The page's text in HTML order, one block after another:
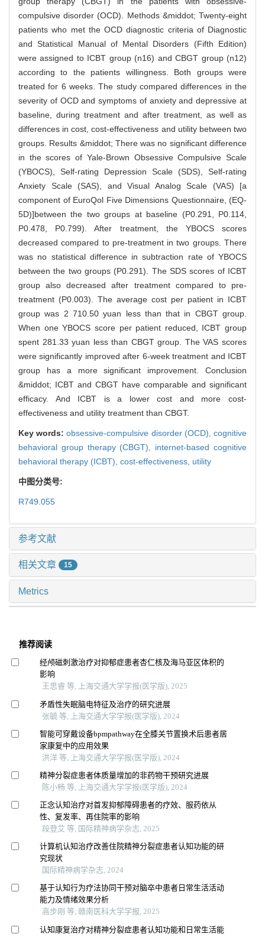
compulsive disorder (OCD). Methods &middot; Twenty-eight
patients who met the OCD diagnostic criteria of Diagnostic
and Statistical Manual of Mental Disorders (Fifth Edition)
were assigned to ICBT group (n16) and CBGT group (n12)
according to the patients willingness. Both groups were
treated for 6 weeks. The study compared differences in the
severity of OCD and symptoms of anxiety and depressive at
baseline, during treatment and after treatment, as well as
differences in cost, cost-effectiveness and utility between two
groups. Results &middot; There was no significant difference
in the scores of Yale-Brown Obsessive Compulsive Scale
(YBOCS), Self-rating Depression Scale (SDS), Self-rating
Anxiety Scale (SAS), and Visual Analog Scale (VAS) [a
component of EuroQol Five Dimensions Questionnaire, (EQ-
5D)]between the two groups at baseline (P0.291, P0.114,
P0.478, P0.799). After treatment, the YBOCS scores
decreased compared to pre-treatment in two groups. There
was no statistical difference in subtraction rate of YBOCS
between the two groups (P0.291). The SDS scores of ICBT
group also decreased after treatment compared to pre-
treatment (P0.003). The average cost per patient in ICBT
group was 2 710.50 yuan less than that in CBGT group.
When one YBOCS score per patient reduced, ICBT group
spent 281.33 yuan less than CBGT group. The VAS scores
were significantly improved after 6-week treatment and ICBT
group has a more significant improvement. Conclusion
&middot; ICBT and CBGT have comparable and significant
efficacy. And ICBT is a lower cost and more cost-
effectiveness and utility treatment than CBGT.
Key words:obsessive-compulsive disorder (OCD),cognitive
behavioral group therapy (CBGT), internet-based cognitive
behavioral therapy (ICBT), cost-effectiveness, utility
中图分类号:
R749.055
参考文献
相关文章 15
Metrics
推荐阅读
经颅磁刺激治疗对抑郁症患者杏仁核及海马亚区体积的
影响
王思睿 等, 上海交通大学学报(医学版), 2025
矛盾性失眠脑电特征及治疗的研究进展
张毓 等, 上海交通大学学报(医学版), 2024
智能可穿戴设备bpmpathway在全膝关节置换术后患者居
家康复中的应用效果
洪洋 等, 上海交通大学学报(医学版), 2024
精神分裂症患者体质量增加的非药物干预研究进展
陈小畅 等, 上海交通大学学报(医学版), 2024
正念认知治疗对首发抑郁障碍患者的疗效、服药依从
性、复发率、再住院率的影响
段登艾 等, 国际精神病学杂志, 2025
计算机认知治疗改善住院精神分裂症患者认知功能的研
究现状
国际精神病学杂志, 2024
基于认知行为疗法协同干预对脑卒中患者日常生活活动
能力及情绪效果分析
高步刚 等, 赣南医科大学学报, 2025
认知康复治疗对精神分裂症患者认知功能和日常生活能